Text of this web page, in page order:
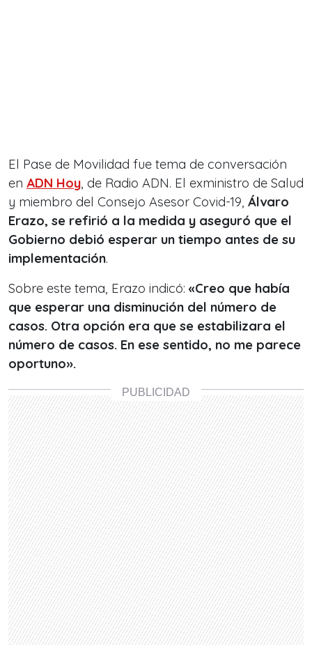
El Pase de Movilidad fue tema de conversación
en ADN Hoy, de Radio ADN. El exministro de Salud
y miembro del Consejo Asesor Covid-19, Álvaro
Erazo, se refirió a la medida y aseguró que el
Gobierno debió esperar un tiempo antes de su
implementación.
Sobre este tema, Erazo indicó: «Creo que había
que esperar una disminución del número de
casos. Otra opción era que se estabilizara el
número de casos. En ese sentido, no me parece
oportuno».